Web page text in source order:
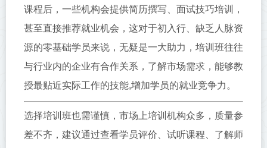
课程后，一些机构会提供简历撰写、面试技巧培训，
甚至直接推荐就业机会，这对于初入行、缺乏人脉资
源的零基础学员来说，无疑是一大助力，培训班往往
与行业内的企业有合作关系，了解市场需求，能够教
授最贴近实际工作的技能,增加学员的就业竞争力。
选择培训班也需谨慎，市场上培训机构众多，质量参
差不齐，建议通过查看学员评价、试听课程、了解师